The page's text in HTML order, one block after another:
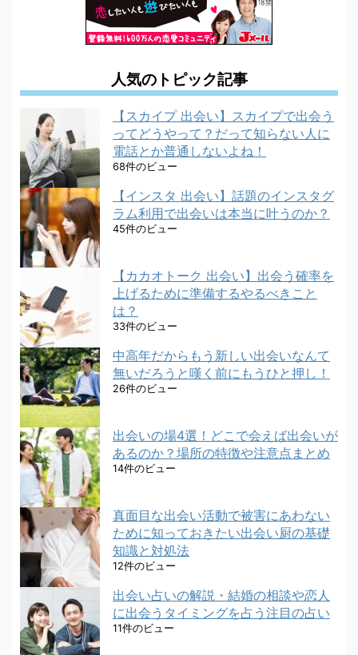
人気のトピック記事
【スカイプ 出会い】スカイプで出会う
ってどうやって？だって知らない人に
電話とか普通しないよね！
68件のビュー
【インスタ 出会い】話題のインスタグ
ラム利用で出会いは本当に叶うのか？
45件のビュー
【カカオトーク 出会い】出会う確率を
上げるために準備するやるべきこと
は？
33件のビュー
中高年だからもう新しい出会いなんて
無いだろうと嘆く前にもうひと押し！
26件のビュー
出会いの場4選！どこで会えば出会いが
あるのか？場所の特徴や注意点まとめ
14件のビュー
真面目な出会い活動で被害にあわない
ために知っておきたい出会い厨の基礎
知識と対処法
12件のビュー
出会い占いの解説・結婚の相談や恋人
に出会うタイミングを占う注目の占い
11件のビュー